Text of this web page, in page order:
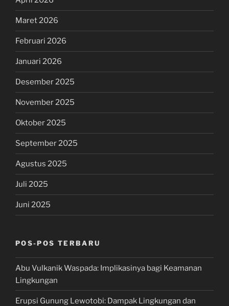
Maret 2026
Februari 2026
Januari 2026
Desember 2025
November 2025
Oktober 2025
September 2025
Agustus 2025
Juli 2025
Juni 2025
POS-POS TERBARU
Abu Vulkanik Waspada: Implikasinya bagi Keamanan
Lingkungan
Erupsi Gunung Lewotobi: Dampak Lingkungan dan